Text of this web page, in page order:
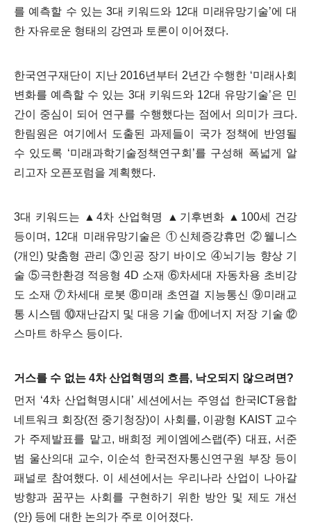
를 예측할 수 있는3대 키워드와 12대 미래유망기술’에 대
한 자유로운 형태의 강연과 토론이 이어졌다.
한국연구재단이 지난 2016년부터 2년간 수행한 ‘미래사회
변화를 예측할 수 있는 3대 키워드와 12대 유망기술’은 민
간이 중심이 되어 연구를 수행했다는 점에서 의미가 크다.
한림원은 여기에서 도출된 과제들이 국가 정책에 반영될
수 있도록 ‘미래과학기술정책연구회 ’를 구성해 폭넓게 알
리고자 오픈포럼을 계획했다.
3대 키워드는 ▲4차 산업혁명 ▲ 기후변화 ▲ 100세 건강
등이며 , 12대 미래유망기술은 ① 신체증강휴먼 ② 웰니스
(개인) 맞춤형 관리③인공 장기 바이오 ④뇌기능 향상 기
술 ⑤극한환경 적응형4D 소재 ⑥차세대 자동차용 초비강
도 소재⑦차세대 로봇⑧미래 초연결 지능통신 ⑨미 래교
통 시스템 ⑩재난감지 및 대응 기술 ⑪에너지 저장 기술⑫
스마트 하우스 등이다.
거스를 수 없는 4차 산업혁명의 흐름, 낙오되지 않으려면 ?
먼저 ‘4차 산업혁명시대 ’세션에서는 주영섭 한국 ICT융합
네트워크 회장(전 중기청장)이 사회를, 이광형 KAIST 교수
가 주제발표를 맡고, 배희정 케이엠에스랩(주) 대표,서준
범 울산의대 교수, 이순석 한국전자통신연구원 부장 등이
패널로 참여했다. 이 세션에서는 우리나라 산업이 나아갈
방향과 꿈꾸는 사회를 구현하기 위한 방안 및 제도 개선
(안) 등에 대한 논의가 주로 이어졌다.